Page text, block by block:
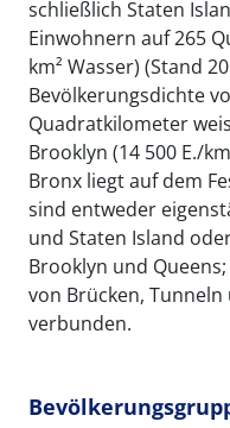
schließlich Staten
Einwohnern auf 265
km² Wasser) (Stand
Bevölkerungsdichte
Quadratkilometer
Brooklyn (14 500 E./
Bronx liegt auf dem
sind entweder
und Staten Island
Brooklyn und
von Brücken,
verbunden.